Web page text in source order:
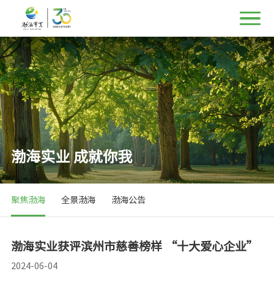
渤海实业 成就你我
聚焦渤海 全景渤海 渤海公告
渤海实业获评滨州市慈善榜样 “十大爱心企业”
2024-06-04